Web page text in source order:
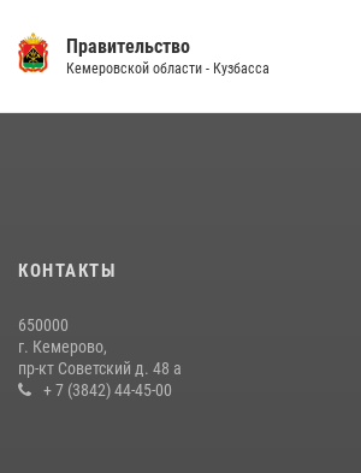
14 июля 2026, 08:52 1
20 июля 2026, 10:54
с покупками
20 июля 2026, 08:52
Правительство
Кемеровской области - Кузбасса
КОНТАКТЫ
650000
г. Кемерово,
пр-кт Советский д. 48 а
+ 7 (3842) 44-45-00